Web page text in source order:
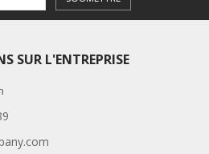
SUR L'ENTREPRISE